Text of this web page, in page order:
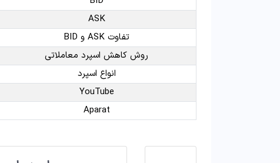
ASK
تفاوت ASK و BID
روش کاهش اسپرد معاملاتی
انواع اسپرد
YouTube
Aparat